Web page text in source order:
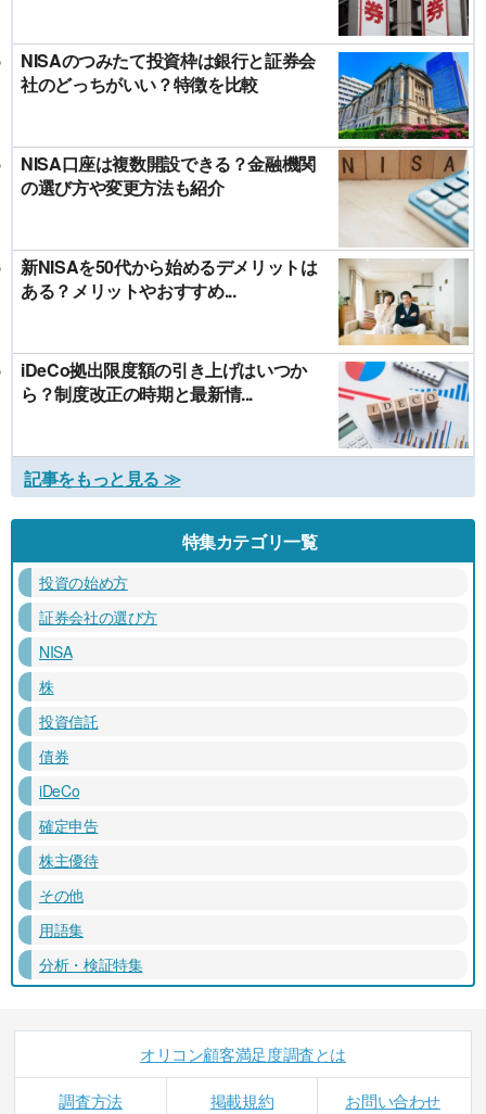
NISAのつみたて投資枠は銀行と証券会
社のどっちがいい？特徴を比較
NISA口座は複数開設できる？金融機関
の選び方や変更方法も紹介
新NISAを50代から始めるデメリットは
ある？メリットやおすすめ...
iDeCo拠出限度額の引き上げはいつか
ら？制度改正の時期と最新情...
記事をもっと見る ≫
特集カテゴリ一覧
投資の始め方
証券会社の選び方
NISA
株
投資信託
債券
iDeCo
確定申告
株主優待
その他
用語集
分析・検証特集
オリコン顧客満足度調査とは
調査方法 掲載規約 お問い合わせ